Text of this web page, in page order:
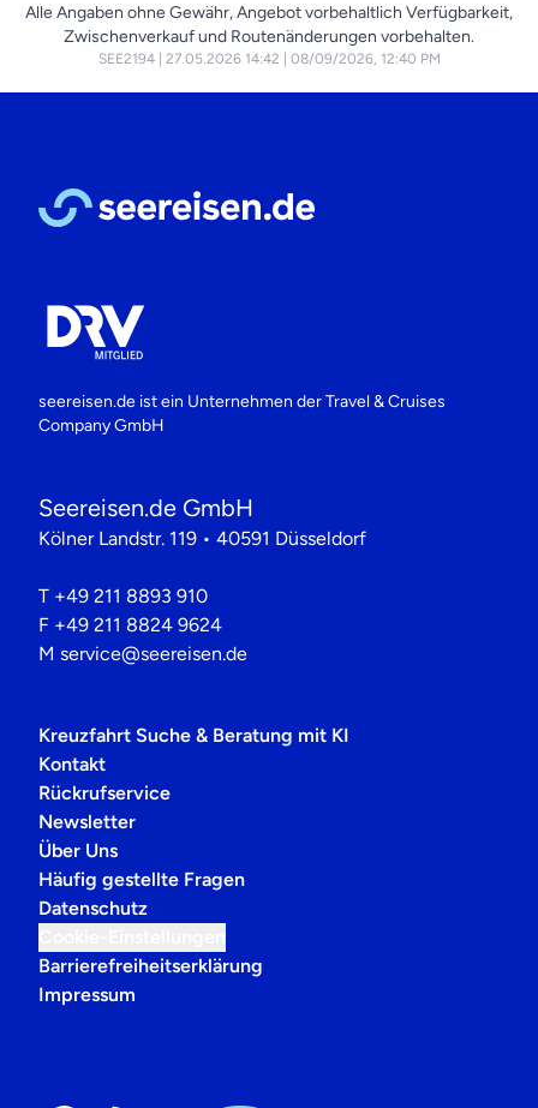
Alle Angaben ohne Gewähr, Angebot vorbehaltlich Verfügbarkeit,
Zwischenverkauf und Routenänderungen vorbehalten.
SEE2194| 27.05.2026 14:42 | 08/09/2026, 12:40 PM
seereisen.de ist ein Unternehmen derTravel & Cruises
Company GmbH
Seereisen.de GmbH
Kölner Landstr. 119 • 40591 Düsseldorf
T +49 211 8893 910
F +49 211 8824 9624
M service@seereisen.de
Kreuzfahrt Suche & Beratung mit KI
Kontakt
Rückrufservice
Newsletter
Über Uns
Häufig gestellte Fragen
Datenschutz
Barrierefreiheitserklärung
Impressum